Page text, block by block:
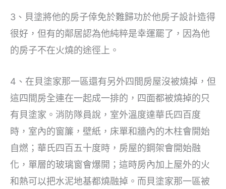
3、貝塗將他的房子倖免於難歸功於他房子設計造得
很好，但有的鄰居認為他純粹是幸運罷了，因為他
的房子不在火燒的途徑上。
4、在貝塗家那一區還有另外四間房屋沒被燒掉，但
這四間房全連在一起成一排的，四面都被燒掉的只
有貝塗家。消防隊員說，室外溫度達華氏四百度
時，室內的窗簾，壁紙，床單和牆內的木柱會開始
自燃；華氏四百五十度時，房屋的鋼架會開始融
化，單層的玻璃窗會爆開；這時房內加上屋外的火
和熱可以把水泥地基都燒融掉。而貝塗家那一區被